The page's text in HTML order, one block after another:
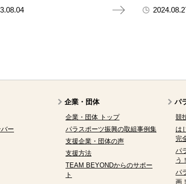
ー
企業・団体
企業・団体 トップ
パラスポーツ振興の取組事例集
支援企業・団体の声
支援方法
TEAM BEYONDからのサポー
ト
パ
競
は
完
パ
う！
パ
画！